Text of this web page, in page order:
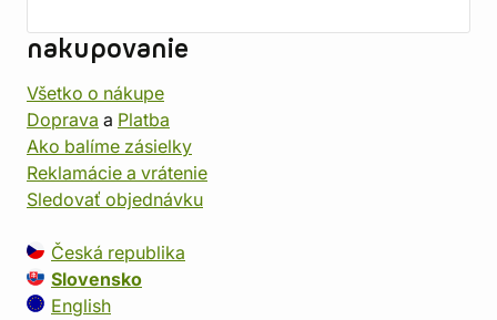
nakupovanie
Všetko o nákupe
Doprava a Platba
Ako balíme zásielky
Reklamácie a vrátenie
Sledovať objednávku
Česká republika
Slovensko
English